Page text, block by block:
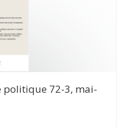
politique 72-3, mai-